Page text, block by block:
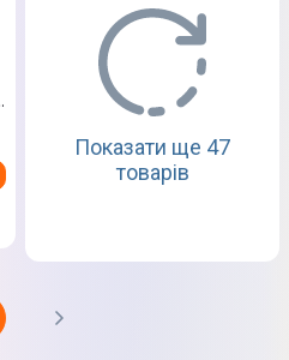
Показати ще 47
товарів